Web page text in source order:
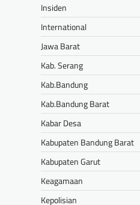
Insiden
International
Jawa Barat
Kab. Serang
Kab.Bandung
Kab.Bandung Barat
Kabar Desa
Kabupaten Bandung Barat
Kabupaten Garut
Keagamaan
Kepolisian